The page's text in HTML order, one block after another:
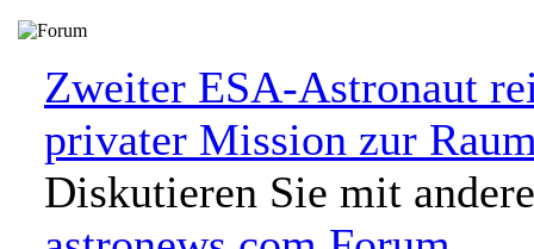
Zweiter ESA-Astronaut
privater Mission zur
Diskutieren Sie mit